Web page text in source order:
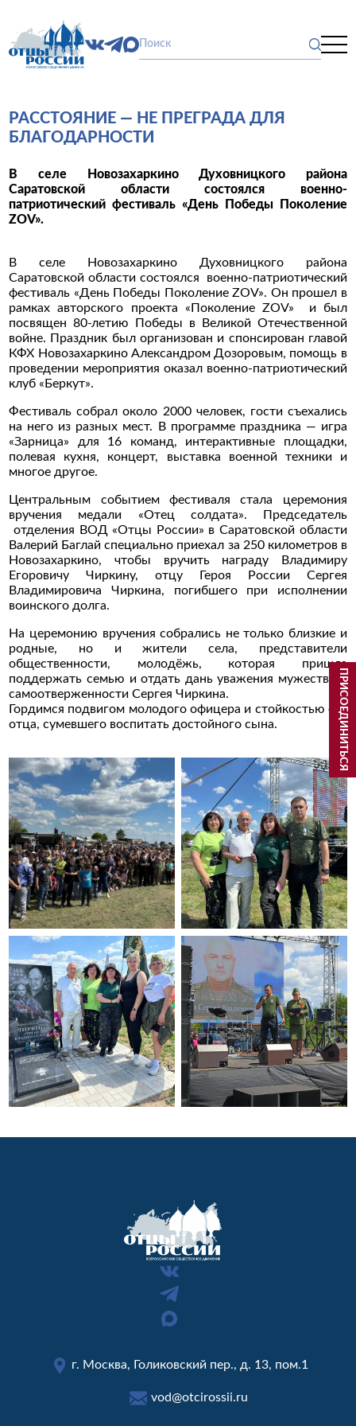
РАССТОЯНИЕ — НЕ ПРЕГРАДА ДЛЯ
БЛАГОДАРНОСТИ
В селе Новозахаркино Духовницкого района
Саратовской области состоялся военно-
патриотический фестиваль «День Победы Поколение
ZOV».
В селе Новозахаркино Духовницкого района
Саратовской области состоялся военно-патриотический
фестиваль «День Победы Поколение ZOV». Он прошел в
рамках авторского проекта «Поколение ZOV» и был
посвящен 80-летию Победы в Великой Отечественной
войне. Праздник был организован и спонсирован главой
КФХ Новозахаркино Александром Дозоровым, помощь в
проведении мероприятия оказал военно-патриотический
клуб «Беркут».
Фестиваль собрал около 2000 человек, гости съехались
на него из разных мест. В программе праздника — игра
«Зарница» для 16 команд, интерактивные площадки,
полевая кухня, концерт, выставка военной техники и
многое другое.
Центральным событием фестиваля стала церемония
вручения медали «Отец солдата». Председатель
отделения ВОД «Отцы России» в Саратовской области
Валерий Баглай специально приехал за 250 километров в
Новозахаркино, чтобы вручить награду Владимиру
Егоровичу Чиркину, отцу Героя России Сергея
Владимировича Чиркина, погибшего при исполнении
воинского долга.
На церемонию вручения собрались не только близкие и
родные, но и жители села, представители
общественности, молодёжь, которая пришла
поддержать семью и отдать дань уважения мужеству и
самоотверженности Сергея Чиркина.
Гордимся подвигом молодого офицера и стойкостью его
отца, сумевшего воспитать достойного сына.
г. Москва, Голиковский пер., д. 13, пом.1
vod@otcirossii.ru
ПРИСОЕДИНИТЬСЯ